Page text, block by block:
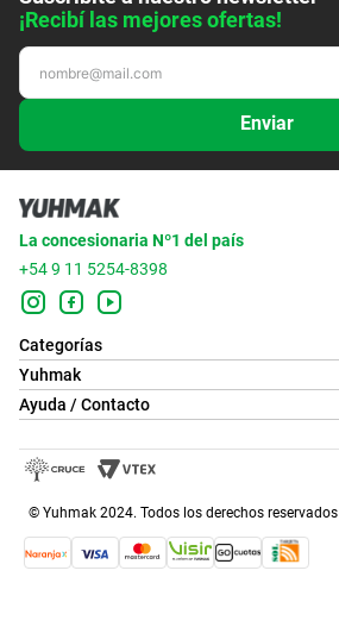
¡Recibí las mejores ofertas!
Enviar
La concesionaria Nº1 del país
+54 9 11 5254-8398
Categorías
Yuhmak
Ayuda / Contacto
© Yuhmak 2024. Todos los derechos reservados